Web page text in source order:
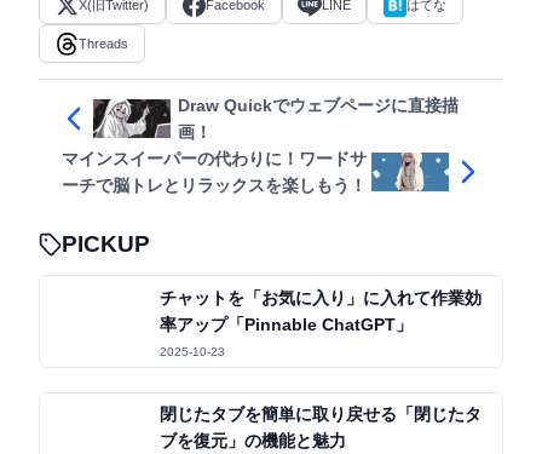
X(旧Twitter) Facebook LINE はてな
Threads
Draw Quickでウェブページに直接描
画！
マインスイーパーの代わりに！ワードサ
ーチで脳トレとリラックスを楽しもう！
PICKUP
チャットを「お気に入り」に入れて作業効
率アップ「Pinnable ChatGPT」
2025-10-23
閉じたタブを簡単に取り戻せる「閉じたタ
ブを復元」の機能と魅力